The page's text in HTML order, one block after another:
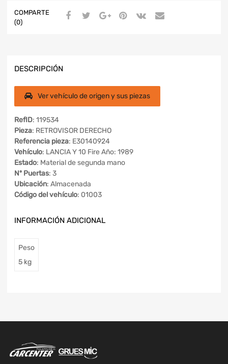
COMPARTE
(0)
DESCRIPCIÓN
Ver vehículo de origen y sus piezas
RefID: 119534
Pieza: RETROVISOR DERECHO
Referencia pieza: E30140924
Vehículo: LANCIA Y 10 Fire Año: 1989
Estado: Material de segunda mano
Nº Puertas: 3
Ubicación: Almacenada
Código del vehículo: 01003
INFORMACIÓN ADICIONAL
Peso
5 kg